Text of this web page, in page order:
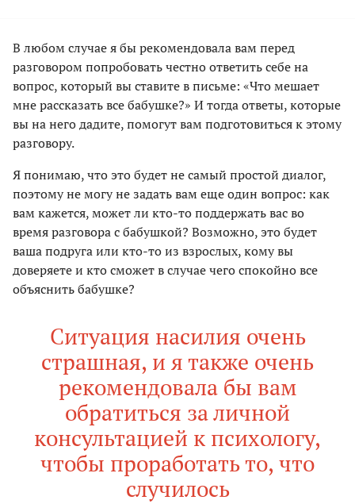
В любом случае я бы рекомендовала вам перед
разговором попробовать честно ответить себе на
вопрос, который вы ставите в письме: «Что мешает
мне рассказать все бабушке?» И тогда ответы, которые
вы на него дадите, помогут вам подготовиться к этому
разговору.
Я понимаю, что это будет не самый простой диалог,
поэтому не могу не задать вам еще один вопрос: как
вам кажется, может ли кто-то поддержать вас во
время разговора с бабушкой? Возможно, это будет
ваша подруга или кто-то из взрослых, кому вы
доверяете и кто сможет в случае чего спокойно все
объяснить бабушке?
Ситуация насилия очень
страшная, и я также очень
рекомендовала бы вам
обратиться за личной
консультацией к психологу,
чтобы проработать то, что
случилось